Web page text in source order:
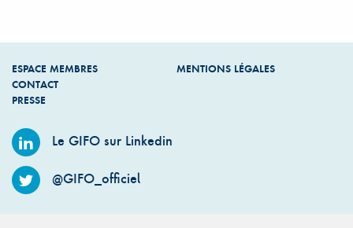
ESPACE MEMBRES
CONTACT
PRESSE
MENTIONS LÉGALES
Le GIFO sur Linkedin
@GIFO_officiel